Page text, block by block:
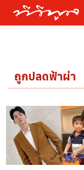
ถูกปลดฟ้าผ่า